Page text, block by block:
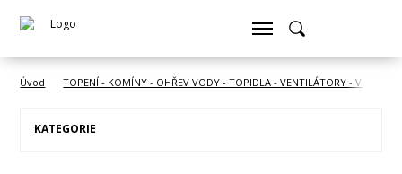
Úvod TOPENÍ - KOMÍNY - OHŘEV VODY - TOPIDLA - VENTILÁTORY -
KATEGORIE